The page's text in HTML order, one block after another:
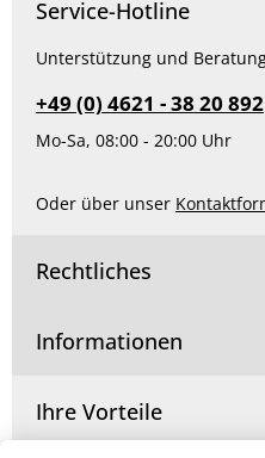
Service-Hotline
Unterstützung und
+49 (0) 4621 - 38 20 892
Mo-Sa, 08:00 - 20:00 Uhr
Oder über unser
Rechtliches
Informationen
Ihre Vorteile